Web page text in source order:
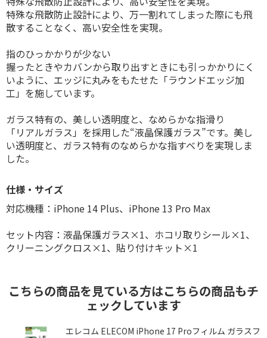
特殊な飛散防止設計により、万一割れてしまった際にも飛
散することなく、高い安全性を実現。
指のひっかかりが少ない
握ったときやカバンから取り出すときにも引っかかりにく
いように、エッジに丸みをもたせた「ラウンドエッジ加
工」を施しています。
ガラス特有の、美しい透明度と、なめらかな指滑り
「リアルガラス」を採用した“液晶保護ガラス”です。美し
い透明度と、ガラス特有のなめらかな指すべりを実現しま
した。
仕様・サイズ
対応機種：iPhone 14 Plus、iPhone 13 Pro Max
セット内容：液晶保護ガラス×1、ホコリ取りシール×1、
クリーニングクロス×1、貼り付けキット×1
こちらの商品を見ている方はこちらの商品もチ
ェックしています
エレコム ELECOM iPhone 17 Proフィルム ガラスフ